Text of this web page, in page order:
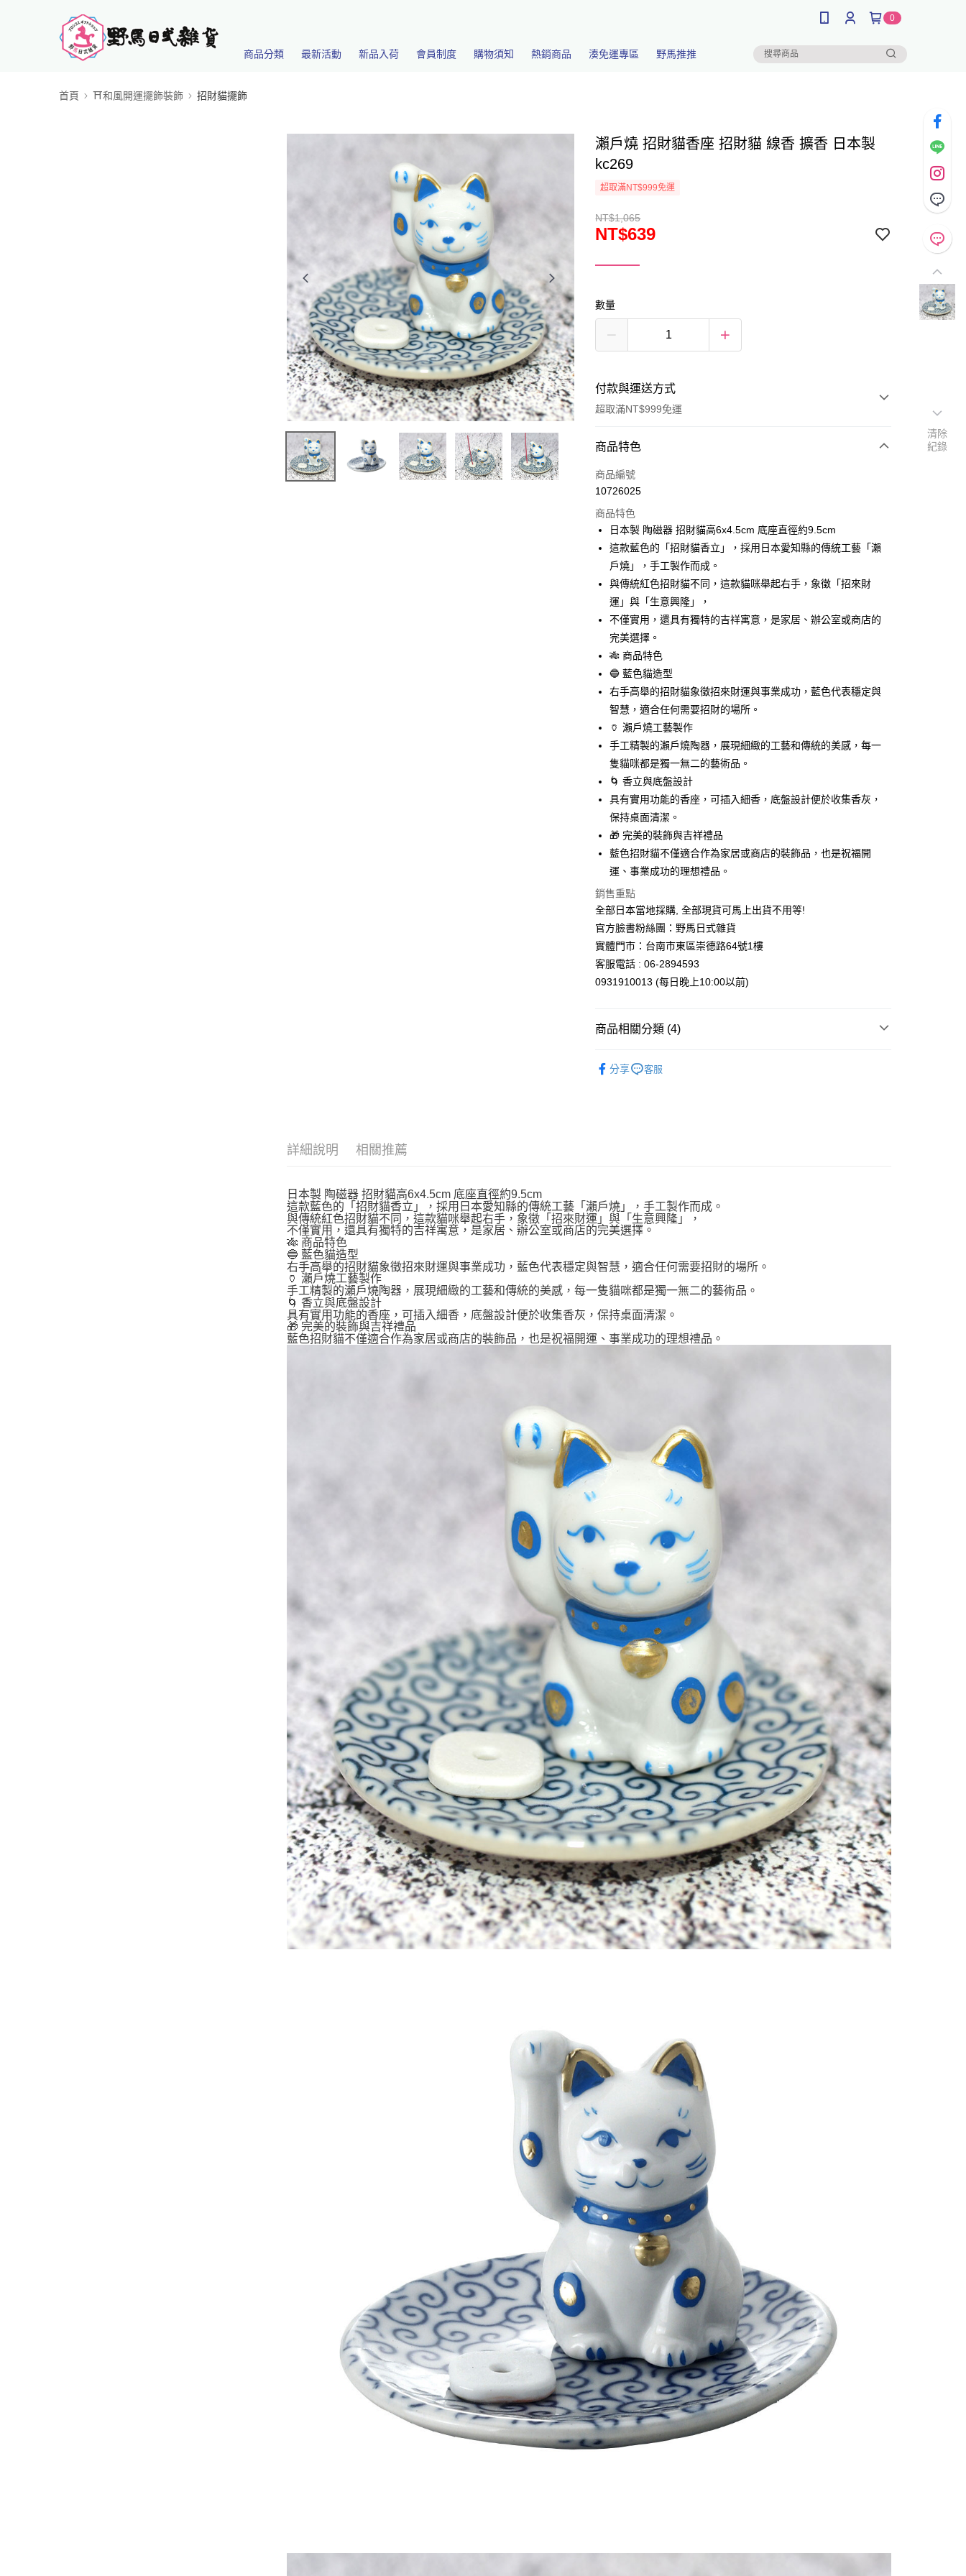
0
商品分類 最新活動 新品入荷 會員制度 購物須知 熱銷商品 湊免運專區 野馬推推
首頁 ⛩️和風開運擺飾裝飾 招財貓擺飾
瀨戶燒 招財貓香座 招財貓 線香 擴香 日本製
kc269
超取滿NT$999免運
NT$1,065
NT$639
數量
付款與運送方式
超取滿NT$999免運
付款方式
信用卡一次付款
3 期 0 利率 每期NT$213
合作金庫商業銀行
第一商業銀行
華南商業銀行
國泰世華商業銀行
兆豐國際商業銀行
臺灣中小企業銀行
匯豐（台灣）商業銀行
華泰商業銀行
聯邦商業銀行
元大商業銀行
台新國際商業銀行
台灣樂天信用卡公司
超商取貨付款
Apple Pay
悠遊付
Google Pay
ATM付款
全家取貨付款
每筆NT$65，滿NT$999(含以上)免運費
付款後全家取貨
每筆NT$65，滿NT$999(含以上)免運費
7-11取貨付款
每筆NT$65，滿NT$999(含以上)免運費
每筆NT$65，滿NT$999(含以上)免運費
宅配
每筆NT$100，滿NT$999(含以上)免運費
商品特色
商品編號
10726025
商品特色
日本製 陶磁器 招財貓高6x4.5cm 底座直徑約9.5cm
這款藍色的「招財貓香立」，採用日本愛知縣的傳統工藝「瀨
戶燒」，手工製作而成。
與傳統紅色招財貓不同，這款貓咪舉起右手，象徵「招來財
運」與「生意興隆」，
不僅實用，還具有獨特的吉祥寓意，是家居、辦公室或商店的
完美選擇。
🎋 商品特色
🔵 藍色貓造型
右手高舉的招財貓象徵招來財運與事業成功，藍色代表穩定與
智慧，適合任何需要招財的場所。
🏺 瀨戶燒工藝製作
手工精製的瀨戶燒陶器，展現細緻的工藝和傳統的美感，每一
隻貓咪都是獨一無二的藝術品。
🌀 香立與底盤設計
具有實用功能的香座，可插入細香，底盤設計便於收集香灰，
保持桌面清潔。
🎁 完美的裝飾與吉祥禮品
藍色招財貓不僅適合作為家居或商店的裝飾品，也是祝福開
運、事業成功的理想禮品。
銷售重點
全部日本當地採購, 全部現貨可馬上出貨不用等!
官方臉書粉絲團：野馬日式雜貨
實體門市：台南市東區崇德路64號1樓
客服電話 : 06-2894593
0931910013 (每日晚上10:00以前)
商品相關分類 (4)
分享 客服
詳細說明 相關推薦
日本製 陶磁器 招財貓高6x4.5cm 底座直徑約9.5cm
這款藍色的「招財貓香立」，採用日本愛知縣的傳統工藝「瀨戶燒」，手工製作而成。
與傳統紅色招財貓不同，這款貓咪舉起右手，象徵「招來財運」與「生意興隆」，
不僅實用，還具有獨特的吉祥寓意，是家居、辦公室或商店的完美選擇。
🎋 商品特色
🔵 藍色貓造型
右手高舉的招財貓象徵招來財運與事業成功，藍色代表穩定與智慧，適合任何需要招財的場所。
🏺 瀨戶燒工藝製作
手工精製的瀨戶燒陶器，展現細緻的工藝和傳統的美感，每一隻貓咪都是獨一無二的藝術品。
🌀 香立與底盤設計
具有實用功能的香座，可插入細香，底盤設計便於收集香灰，保持桌面清潔。
🎁 完美的裝飾與吉祥禮品
藍色招財貓不僅適合作為家居或商店的裝飾品，也是祝福開運、事業成功的理想禮品。
清除
紀錄